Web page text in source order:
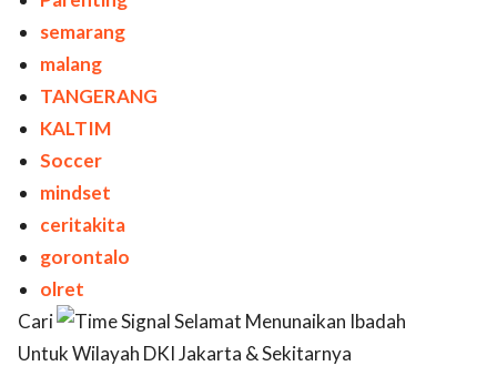
semarang
malang
TANGERANG
KALTIM
Soccer
mindset
ceritakita
gorontalo
olret
Cari
Selamat Menunaikan Ibadah
Untuk Wilayah DKI Jakarta & Sekitarnya